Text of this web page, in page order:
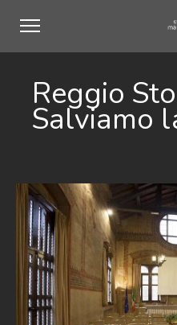
Reggio
Salviamo